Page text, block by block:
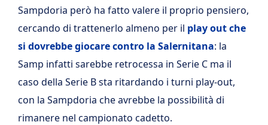
Sampdoria però ha fatto valere il proprio pensiero,
cercando di trattenerlo almeno per il play out che
si dovrebbe giocare contro la Salernitana: la
Samp infatti sarebbe retrocessa in Serie C ma il
caso della Serie B sta ritardando i turni play-out,
con la Sampdoria che avrebbe la possibilità di
rimanere nel campionato cadetto.